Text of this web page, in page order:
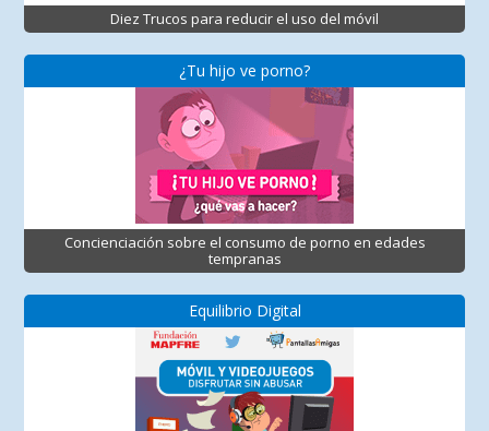
Diez Trucos para reducir el uso del móvil
¿Tu hijo ve porno?
Concienciación sobre el consumo de porno en edades
tempranas
Equilibrio Digital